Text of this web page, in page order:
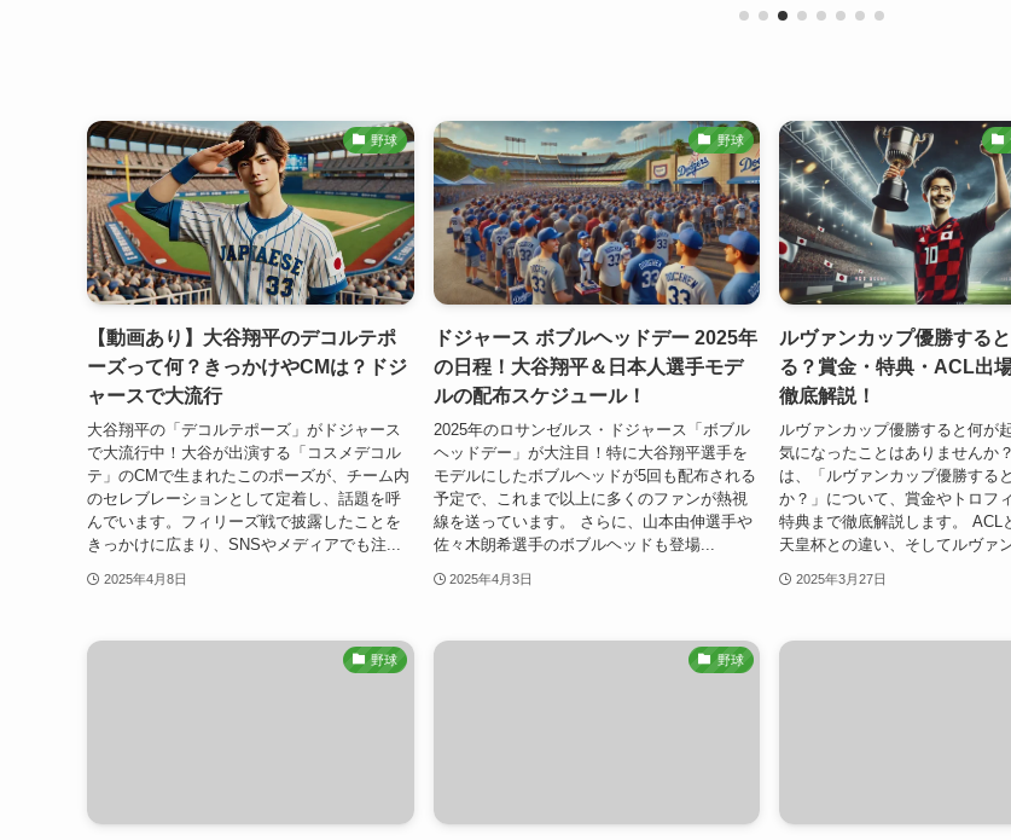
野球
【動画あり】大谷翔平のデコルテポ
ーズって何？きっかけやCMは？ドジ
ャースで大流行
大谷翔平の「デコルテポーズ」がドジャース
で大流行中！大谷が出演する「コスメデコル
テ」のCMで生まれたこのポーズが、チーム内
のセレブレーションとして定着し、話題を呼
んでいます。フィリーズ戦で披露したことを
きっかけに広まり、SNSやメディアでも注...
2025年4月8日
野球
ドジャース ボブルヘッドデー 2025年
の日程！大谷翔平＆日本人選手モデ
ルの配布スケジュール！
2025年のロサンゼルス・ドジャース「ボブル
ヘッドデー」が大注目！特に大谷翔平選手を
モデルにしたボブルヘッドが5回も配布される
予定で、これまで以上に多くのファンが熱視
線を送っています。 さらに、山本由伸選手や
佐々木朗希選手のボブルヘッドも登場...
2025年4月3日
ルヴァンカップ優勝する
る？賞金・特典・ACL出
徹底解説！
ルヴァンカップ優勝すると何が
気になったことはありませんか
は、「ルヴァンカップ優勝する
か？」について、賞金やトロフ
特典まで徹底解説します。 ACL
天皇杯との違い、そしてルヴァ
2025年3月27日
野球 野球